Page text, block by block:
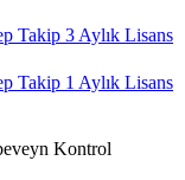
Takip 3 Aylık Lisans
Takip 1 Aylık Lisans
Kontrol